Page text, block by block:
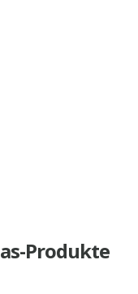
Produkte